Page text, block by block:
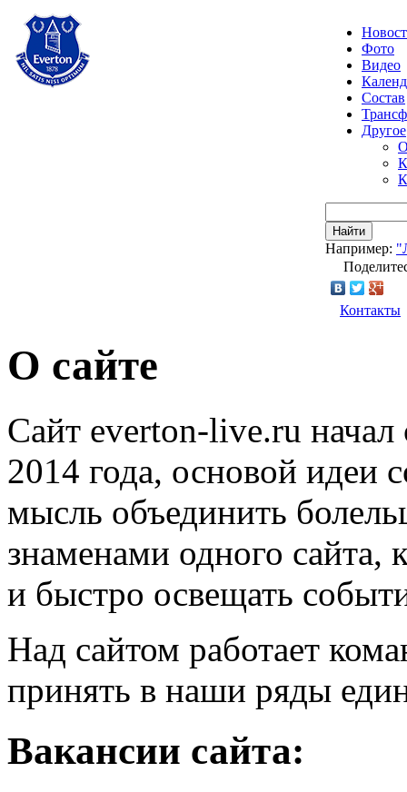
Фото
Видео
Состав
Другое
Найти
Например:
Контакты
О сайте
Сайт everton-live.ru начал
2014 года, основой идеи
мысль объединить
знаменами одного сайта,
и быстро освещать
Над сайтом работает
принять в наши ряды
Вакансии сайта: